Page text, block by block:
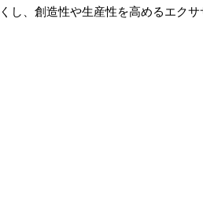
、創造性や生産性を高めるエク